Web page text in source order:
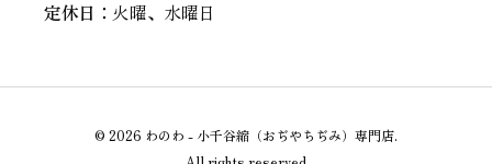
定休日： 火曜、水曜日
© 2026 わのわ - 小千谷縮（おぢやちぢみ）専門店.